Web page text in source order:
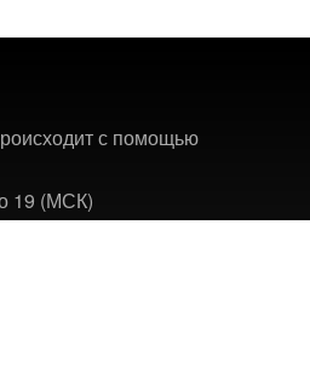
с помощью
19 (МСК)